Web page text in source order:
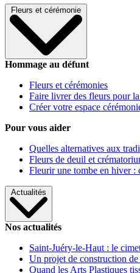
Fleurs et cérémonie
Hommage au défunt
Fleurs et cérémonies
Faire livrer des fleurs pour
Créer votre espace
Pour vous aider
Quelles alternatives aux
Fleurs de deuil et
Fleurir une tombe en hiver :
Actualités
Nos actualités
Saint-Juéry-le-Haut : le
Un projet de construction
Quand les Arts Plastiques